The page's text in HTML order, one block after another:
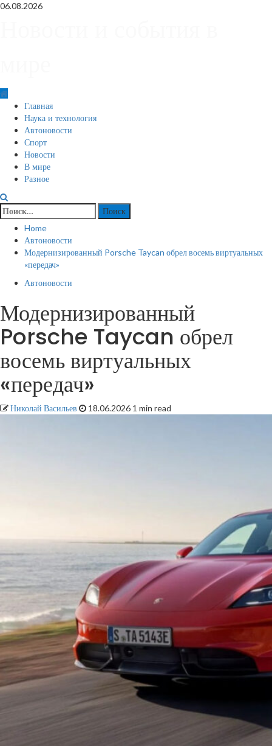
Skip
06.08.2026
Primary
Menu
Главная
Наука и технология
Автоновости
Спорт
Новости
В мире
Разное
Найти:
Home
Автоновости
Модернизированный Porsche Taycan обрел восемь виртуальных
«передач»
Автоновости
Модернизированный
Porsche Taycan обрел
восемь виртуальных
«передач»
Николай Васильев 18.06.2026 1 min read